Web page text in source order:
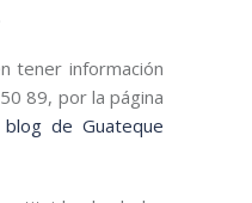
tener información
89, por la página
blog de Guateque